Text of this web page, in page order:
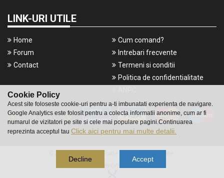
Cookie Policy
Acest site foloseste cookie-uri pentru a-ti imbunatati experienta de navigare.
Google Analytics este folosit pentru a colecta informatii anonime, cum ar fi
numarul de vizitatori pe site si cele mai populare pagini.Continuarea
reprezinta acceptul tau Click aici pentru mai multe detalii.
Decline Accept
LINK-URI UTILE
Home
Forum
Contact
Cum comand?
Intrebari frecvente
Termeni si conditii
Politica de confidentialitate
DNA